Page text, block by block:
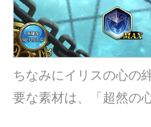
ちなみにイリスの心の
要な素材は、「超然の